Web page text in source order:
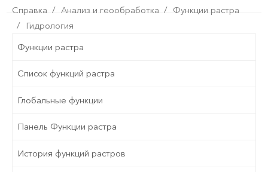
Справка Анализ и геообработка
Функции растра
Гидрология
Функции растра
Список функций растра
Глобальные функции
Панель Функции растра
История функций растров